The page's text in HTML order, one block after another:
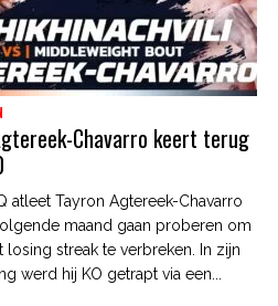
Chavarro keert terug
atleet Tayron Agtereek-Chavarro
maand gaan proberen om
losing streak te verbreken. In zijn
werd hij KO getrapt via een...